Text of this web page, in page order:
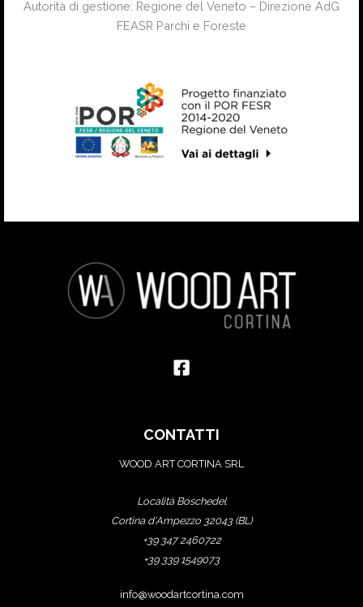
Autorità di gestione: Regione del Veneto – Direzione AdG
FEASR Parchi e Foreste
CONTATTI
WOOD ART CORTINA SRL
Località Boschedel
Cortina d'Ampezzo 32043 (BL)
+39 347 2460722
+39 339 1549073
info@woodartcortina.com